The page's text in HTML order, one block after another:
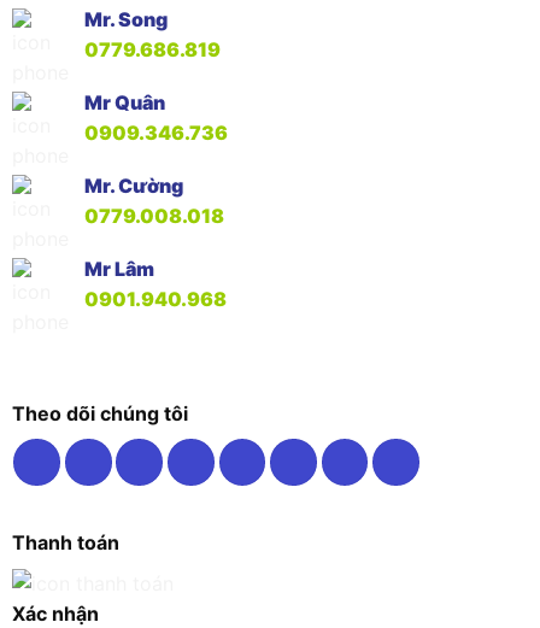
Mr. Song
0779.686.819
Mr Quân
0909.346.736
Mr. Cường
0779.008.018
Mr Lâm
0901.940.968
Theo dõi chúng tôi
Thanh toán
Xác nhận